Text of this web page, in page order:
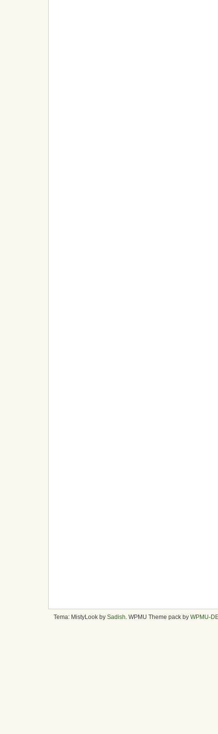
Tema: MistyLook by Sadish . WPMU Theme pack by WPMU-